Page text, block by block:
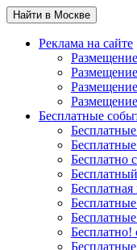
Найти в Москве
Реклама на сайте
Бесплатные
Бесплатно
Бесплатно!